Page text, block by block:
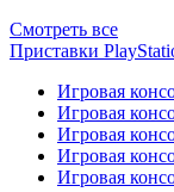
Смотреть все
Приставки
Игровая
Игровая
Игровая
Игровая
Игровая